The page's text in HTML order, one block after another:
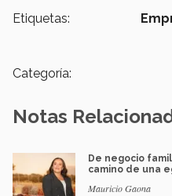
Etiquetas:
Categoría:
Notas
De negocio
camino de una
Mauricio Gaona